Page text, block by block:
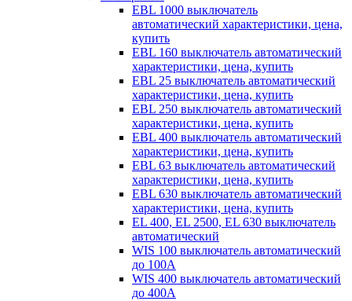
EBL 1000 выключатель
автоматический характеристики, цена,
купить
EBL 160 выключатель автоматический
характеристики, цена, купить
EBL 25 выключатель автоматический
характеристики, цена, купить
EBL 250 выключатель автоматический
характеристики, цена, купить
EBL 400 выключатель автоматический
характеристики, цена, купить
EBL 63 выключатель автоматический
характеристики, цена, купить
EBL 630 выключатель автоматический
характеристики, цена, купить
EL 400, EL 2500, EL 630 выключатель
автоматический
WIS 100 выключатель автоматический
до 100А
WIS 400 выключатель автоматический
до 400А